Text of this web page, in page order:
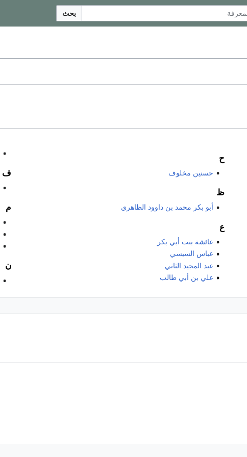
بحث
ح
حسنين مخلوف
ظ
أبو بكر محمد بن داوود الظاهري
ع
عائشة بنت أبي بكر
عباس السيسي
عبد المجيد الثاني
علي بن أبي طالب
ف
م
ن